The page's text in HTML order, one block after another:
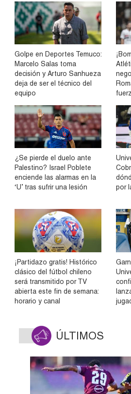
Golpe en Deportes Temuco:
Marcelo Salas toma
decisión y Arturo Sanhueza
deja de ser el técnico del
equipo
¿Se pierde el duelo ante
Palestino? Israel Poblete
enciende las alarmas en la
‘U’ tras sufrir una lesión
por
¡Partidazo gratis! Histórico
clásico del fútbol chileno
será transmitido por TV
abierta este fin de semana:
horario y canal
ÚLTIMOS